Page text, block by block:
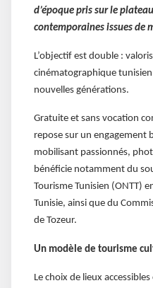
d’époque pris sur le
contemporaines issues de
L’objectif est double :
cinématographique
nouvelles générations.
Gratuite et sans vocation
repose sur un engagement
mobilisant passionnés,
bénéficie notamment du
Tourisme Tunisien (ONTT)
Tunisie, ainsi que du
de Tozeur.
Un modèle de tourisme
Le choix de lieux